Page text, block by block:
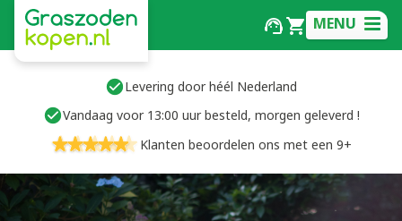
MENU
Levering door héél Nederland
Vandaag voor 13:00 uur besteld, morgen geleverd !
Klanten beoordelen ons met een 9+